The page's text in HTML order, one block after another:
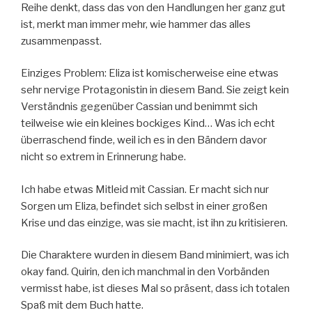
Reihe denkt, dass das von den Handlungen her ganz gut
ist, merkt man immer mehr, wie hammer das alles
zusammenpasst.
Einziges Problem: Eliza ist komischerweise eine etwas
sehr nervige Protagonistin in diesem Band. Sie zeigt kein
Verständnis gegenüber Cassian und benimmt sich
teilweise wie ein kleines bockiges Kind… Was ich echt
überraschend finde, weil ich es in den Bändern davor
nicht so extrem in Erinnerung habe.
Ich habe etwas Mitleid mit Cassian. Er macht sich nur
Sorgen um Eliza, befindet sich selbst in einer großen
Krise und das einzige, was sie macht, ist ihn zu kritisieren.
Die Charaktere wurden in diesem Band minimiert, was ich
okay fand. Quirin, den ich manchmal in den Vorbänden
vermisst habe, ist dieses Mal so präsent, dass ich totalen
Spaß mit dem Buch hatte.